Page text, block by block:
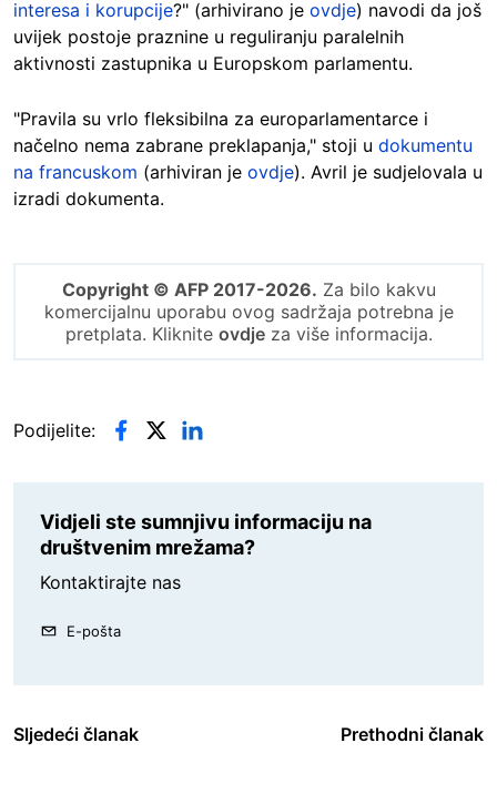
interesa i korupcije?" (arhivirano je ovdje) navodi da još
uvijek postoje praznine u reguliranju paralelnih
aktivnosti zastupnika u Europskom parlamentu.
"Pravila su vrlo fleksibilna za europarlamentarce i
načelno nema zabrane preklapanja," stoji u dokumentu
na francuskom (arhiviran je ovdje). Avril je sudjelovala u
izradi dokumenta.
Copyright © AFP 2017-2026. Za bilo kakvu
komercijalnu uporabu ovog sadržaja potrebna je
pretplata. Kliknite ovdjeza više informacija.
Podijelite:
Vidjeli ste sumnjivu informaciju na
društvenim mrežama?
Kontaktirajte nas
E-pošta
Sljedeći članak Prethodni članak